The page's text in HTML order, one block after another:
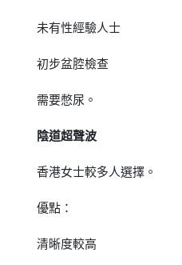
未有性經驗人士
初步盆腔檢查
需要憋尿。
陰道超聲波
香港女士較多人選擇。
優點：
清晰度較高